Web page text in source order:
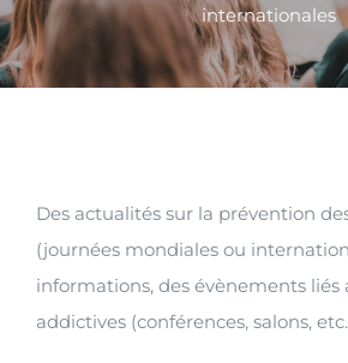
LA LOI & LES SUBSTANCES
SAFE UP INFO
internationales
Des actualités sur la prévention
(journées mondiales ou
informations, des évènements liés
addictives (conférences, salons,